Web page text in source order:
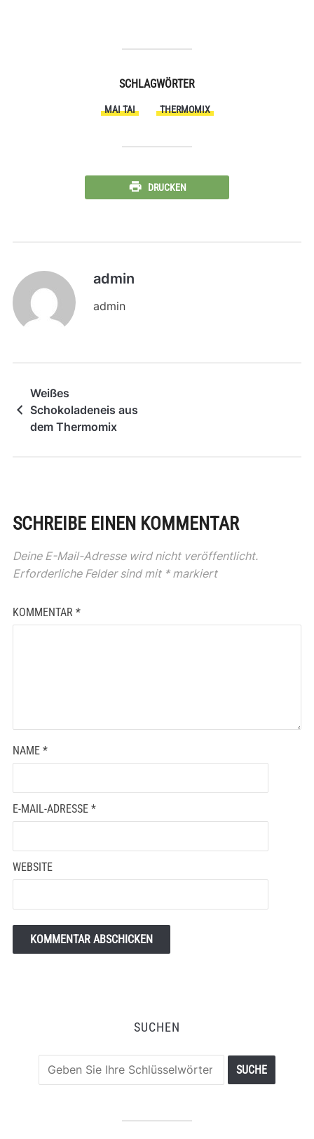
SCHLAGWÖRTER
MAI TAI THERMOMIX
DRUCKEN
admin
admin
Weißes
Schokoladeneis aus
dem Thermomix
SCHREIBE EINEN KOMMENTAR
Deine E-Mail-Adresse wird nicht veröffentlicht.
Erforderliche Felder sind mit *markiert
KOMMENTAR *
NAME *
E-MAIL-ADRESSE *
WEBSITE
SUCHEN